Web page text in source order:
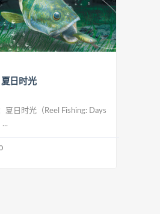
日时光
夏日时光（Reel Fishing: Days
...